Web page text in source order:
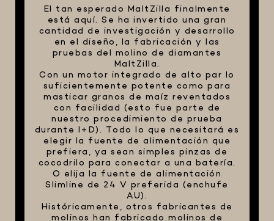
HORNOS PORTÁTILES PIZZA
NAPOLETANA
MASA MADRE
HARINAS ITALIANAS
HARINAS ARGENTINAS
CAFETERAS Y AFINES
PARRILLA
MERCHANDISING
El tan esperado MaltZilla finalmente
está aquí. Se ha invertido una gran
cantidad de investigación y desarrollo
en el diseño, la fabricación y las
pruebas del molino de diamantes
MaltZilla.
Con un motor integrado de alto par lo
suficientemente potente como para
masticar granos de maíz reventados
con facilidad (esto fue parte de
nuestro procedimiento de prueba
durante I+D). Todo lo que necesitará es
elegir la fuente de alimentación que
prefiera, ya sean simples pinzas de
cocodrilo para conectar a una batería.
O elija la fuente de alimentación
Slimline de 24 V preferida (enchufe
AU).
Históricamente, otros fabricantes de
molinos han fabricado molinos de